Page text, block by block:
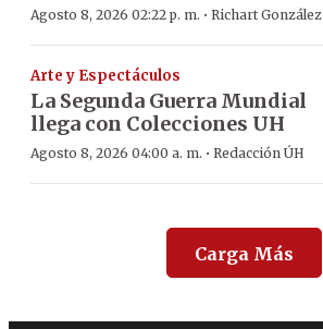
Agosto 8, 2026 02:22 p. m. · Richart González
Arte y Espectáculos
La Segunda Guerra Mundial
llega con Colecciones UH
Agosto 8, 2026 04:00 a. m. · Redacción ÚH
Carga Más